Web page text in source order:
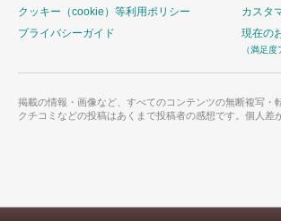
クッキー（cookie）等利用ポリシー
プライバシーガイド
カスタ
現在の
（満足
掲載の情報・画像など、すべてのコンテンツの無断複写・
クチコミなどの投稿はあくまで投稿者の感想です。個人差